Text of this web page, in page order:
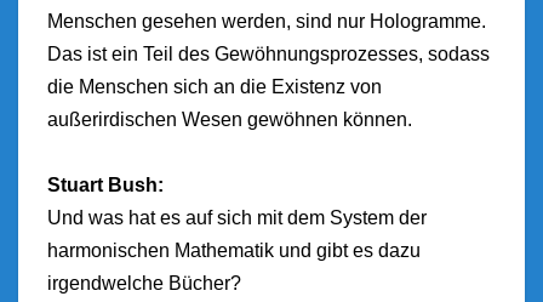
Menschen gesehen werden, sind nur Hologramme.
Das ist ein Teil des Gewöhnungsprozesses, sodass
die Menschen sich an die Existenz von
außerirdischen Wesen gewöhnen können.
Stuart Bush:
Und was hat es auf sich mit dem System der
harmonischen Mathematik und gibt es dazu
irgendwelche Bücher?